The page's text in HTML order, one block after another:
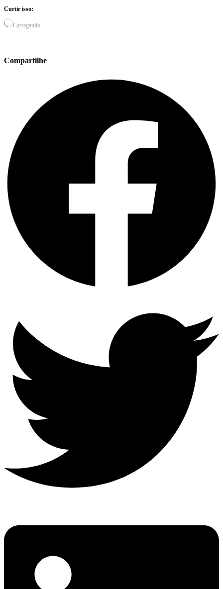
Curtir isso:
Carregando...
Compartilhe